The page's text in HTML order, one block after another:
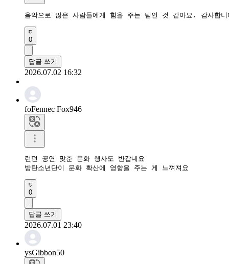
음악으로 많은 사람들에게 힘을 주는 팀인 것 같아요. 감사합
0
답글 쓰기
2026.07.02 16:32
foFennec Fox946
런던 공연 맞춘 문화 행사도 반갑네요
방탄소년단이 문화 확산에 영향을 주는 게 느껴져요
0
답글 쓰기
2026.07.01 23:40
ysGibbon50